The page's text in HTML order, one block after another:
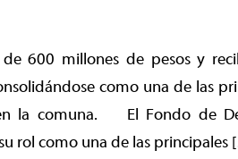
600 millones de pesos y
como una de las
la comuna. El Fondo de
rol como una de las principales